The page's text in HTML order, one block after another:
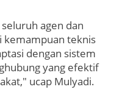
agen dan
kemampuan teknis
dengan sistem
yang efektif
ucap Mulyadi.